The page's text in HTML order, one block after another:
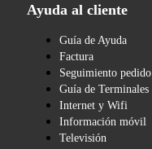
Ayuda al cliente
Guía de Ayuda
Factura
Seguimiento pedido
Guía de Terminales
Internet y Wifi
Información móvil
Televisión